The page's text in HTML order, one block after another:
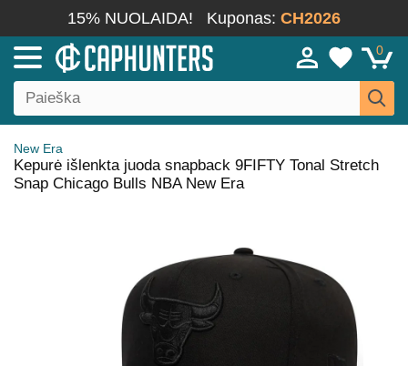
15% NUOLAIDA! Kuponas: CH2026
0
New Era
Kepurė išlenkta juoda snapback 9FIFTY Tonal Stretch
Snap Chicago Bulls NBA New Era